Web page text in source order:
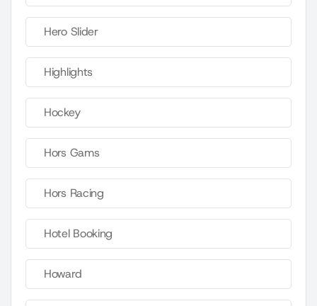
Hero Slider
Highlights
Hockey
Hors Gams
Hors Racing
Hotel Booking
Howard